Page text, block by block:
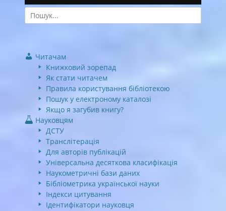
Search
for:
Читачам
Книжковий зорепад
Як стати читачем
Правила користування бібліотекою
Пошук у електроному каталозі
Якщо я загубив книгу?
Науковцям
ДСТУ
Транслітерація
Для авторів публікацій
Універсальна десяткова класифікація
Наукометричні бази даних
Бібліометрика української науки
Індекси цитування
Ідентифікатори науковця